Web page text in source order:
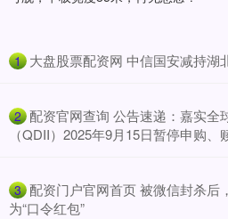
1 大盘股票配资网 中信国安减持湖
2 配资官网查询 公告速递：嘉实全
（QDII）2025年9月15日暂停申购
3 配资门户官网首页 被微信封杀后
为“口令红包”